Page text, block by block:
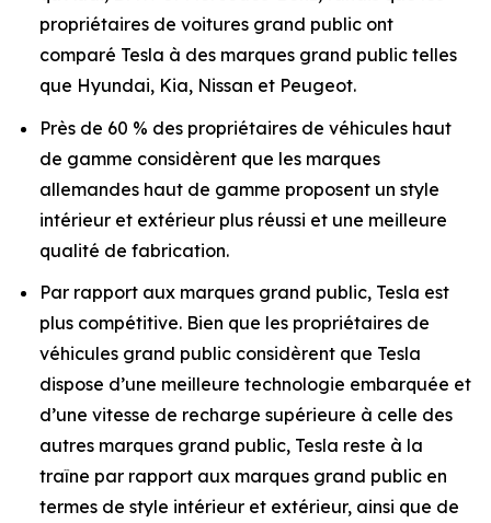
propriétaires de voitures grand public ont
comparé Tesla à des marques grand public telles
que Hyundai, Kia, Nissan et Peugeot.
Près de 60 % des propriétaires de véhicules haut
de gamme considèrent que les marques
allemandes haut de gamme proposent un style
intérieur et extérieur plus réussi et une meilleure
qualité de fabrication.
Par rapport aux marques grand public, Tesla est
plus compétitive. Bien que les propriétaires de
véhicules grand public considèrent que Tesla
dispose d’une meilleure technologie embarquée et
d’une vitesse de recharge supérieure à celle des
autres marques grand public, Tesla reste à la
traîne par rapport aux marques grand public en
termes de style intérieur et extérieur, ainsi que de